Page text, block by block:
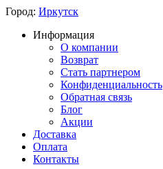
Город: Иркутск
Информация
О компании
Возврат
Стать партнером
Конфиденциальность
Обратная связь
Блог
Акции
Доставка
Оплата
Контакты